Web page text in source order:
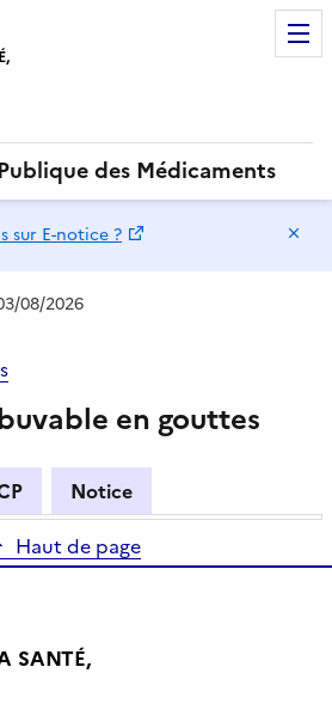
des Médicaments
sur E-notice ?
08/2026
en gouttes
Notice
Haut de page
SANTÉ,